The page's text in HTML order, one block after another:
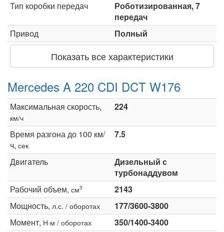
Тип коробки передач
Роботизированная, 7
передач
Привод
Полный
Показать все характеристики
Mercedes A 220 CDI DCT W176
Максимальная скорость,
км/ч
224
Время разгона до 100 км/
ч, сек
7.5
Двигатель
Дизельный с
турбонаддувом
Рабочий объем, см3
2143
Мощность, л.с. / оборотах
177/3600-3800
Момент, Н·м / оборотах
350/1400-3400